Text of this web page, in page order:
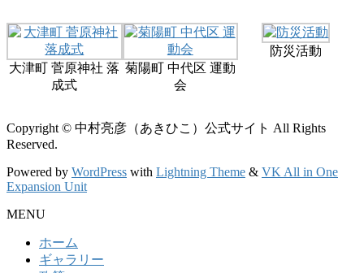
大津町 菅原神社 落
成式
菊陽町 中代区 運動
会
防災活動
Copyright © 中村亮彦（あきひこ）公式サイト All Rights
Reserved.
Powered by WordPress with Lightning Theme & VK All in One
Expansion Unit
MENU
ホーム
ギャラリー